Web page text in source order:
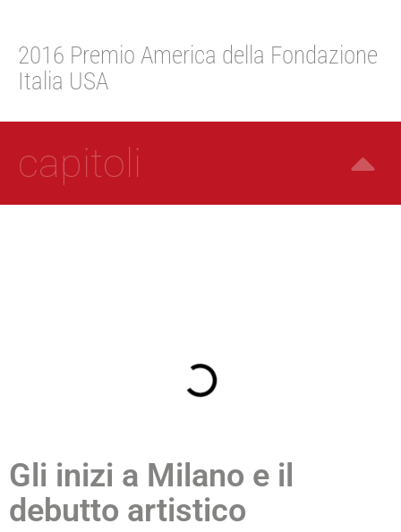
2016 Premio America della Fondazione
Italia USA
capitoli
Gli inizi a Milano e il
debutto artistico